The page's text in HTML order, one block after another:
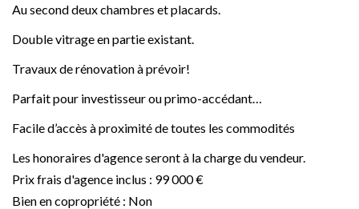
Au second deux chambres et placards.
Double vitrage en partie existant.
Travaux de rénovation à prévoir!
Parfait pour investisseur ou primo-accédant…
Facile d’accès à proximité de toutes les commodités
Les honoraires d'agence seront à la charge du vendeur.
Prix frais d'agence inclus : 99 000 €
Bien en copropriété : Non